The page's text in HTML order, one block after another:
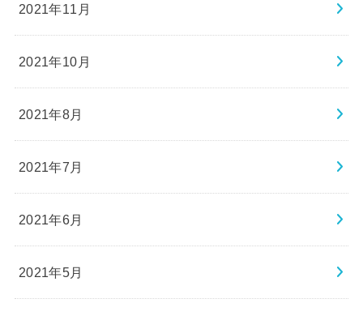
2021年11月
2021年10月
2021年8月
2021年7月
2021年6月
2021年5月